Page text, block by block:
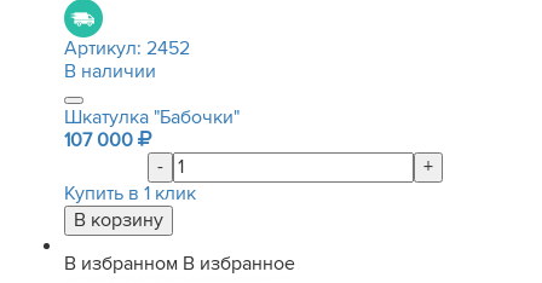
Артикул: 2452
В наличии
Шкатулка "Бабочки"
107 000
-
+
Купить в 1 клик
В избранном В избранное